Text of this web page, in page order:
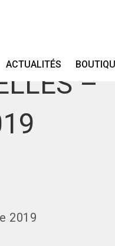
ACTUALITÉS
–
2019